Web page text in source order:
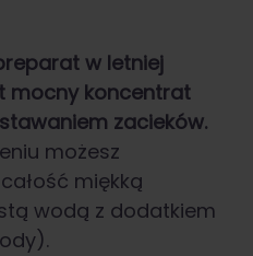
w letniej
mocny koncentrat
zacieków.
możesz
miękką
wodą z dodatkiem